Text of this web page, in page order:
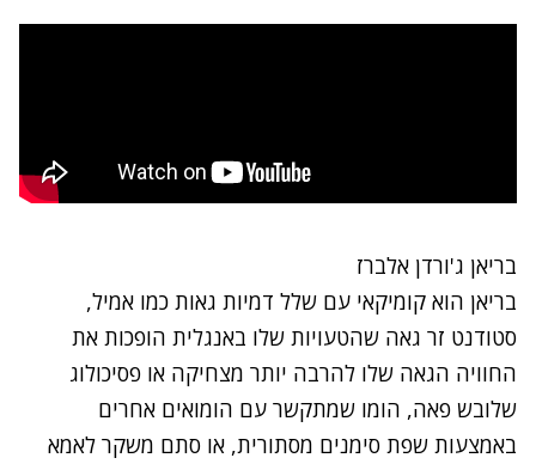
בריאן ג'ורדן אלברז
בריאן הוא קומיקאי עם שלל דמיות גאות כמו אמיל,
סטודנט זר גאה שהטעויות שלו באנגלית הופכות את
החוויה הגאה שלו להרבה יותר מצחיקה או פסיכולוג
שלובש פאה, הומו שמתקשר עם הומואים אחרים
באמצעות שפת סימנים מסתורית, או סתם משקר לאמא